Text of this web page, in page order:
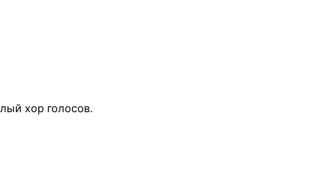
хор голосов.